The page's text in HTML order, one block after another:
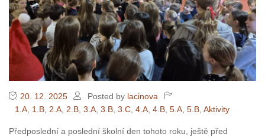
20. 12. 2025 Posted by lacinova
1.A 1.B 2.A 2.B 3.A 3.B 3.C 4.A 4.B 5.A 5.B Aktivity
Předposlední a poslední školní den tohoto roku, ještě před